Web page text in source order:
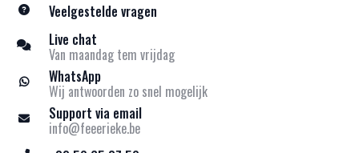
Veelgestelde vragen
Live chat
Van maandag tem vrijdag
WhatsApp
Wij antwoorden zo snel mogelijk
Support via email
info@feeerieke.be